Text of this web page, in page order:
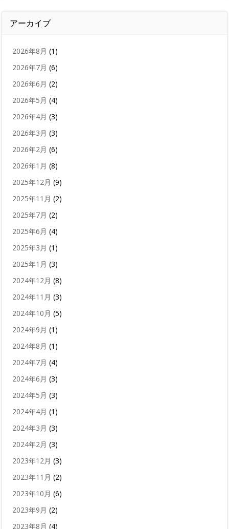
アーカイブ
2026年8月 (1)
2026年7月 (6)
2026年6月 (2)
2026年5月 (4)
2026年4月 (3)
2026年3月 (3)
2026年2月 (6)
2026年1月 (8)
2025年12月 (9)
2025年11月 (2)
2025年7月 (2)
2025年6月 (4)
2025年3月 (1)
2025年1月 (3)
2024年12月 (8)
2024年11月 (3)
2024年10月 (5)
2024年9月 (1)
2024年8月 (1)
2024年7月 (4)
2024年6月 (3)
2024年5月 (3)
2024年4月 (1)
2024年3月 (3)
2024年2月 (3)
2023年12月 (3)
2023年11月 (2)
2023年10月 (6)
2023年9月 (2)
2023年8月 (4)